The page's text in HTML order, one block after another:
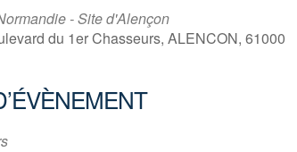
- Site d'Alençon
du 1er Chasseurs, ALENCON, 61000